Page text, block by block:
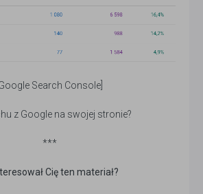
Search Console]
z Google na swojej stronie?
***
Cię ten materiał?